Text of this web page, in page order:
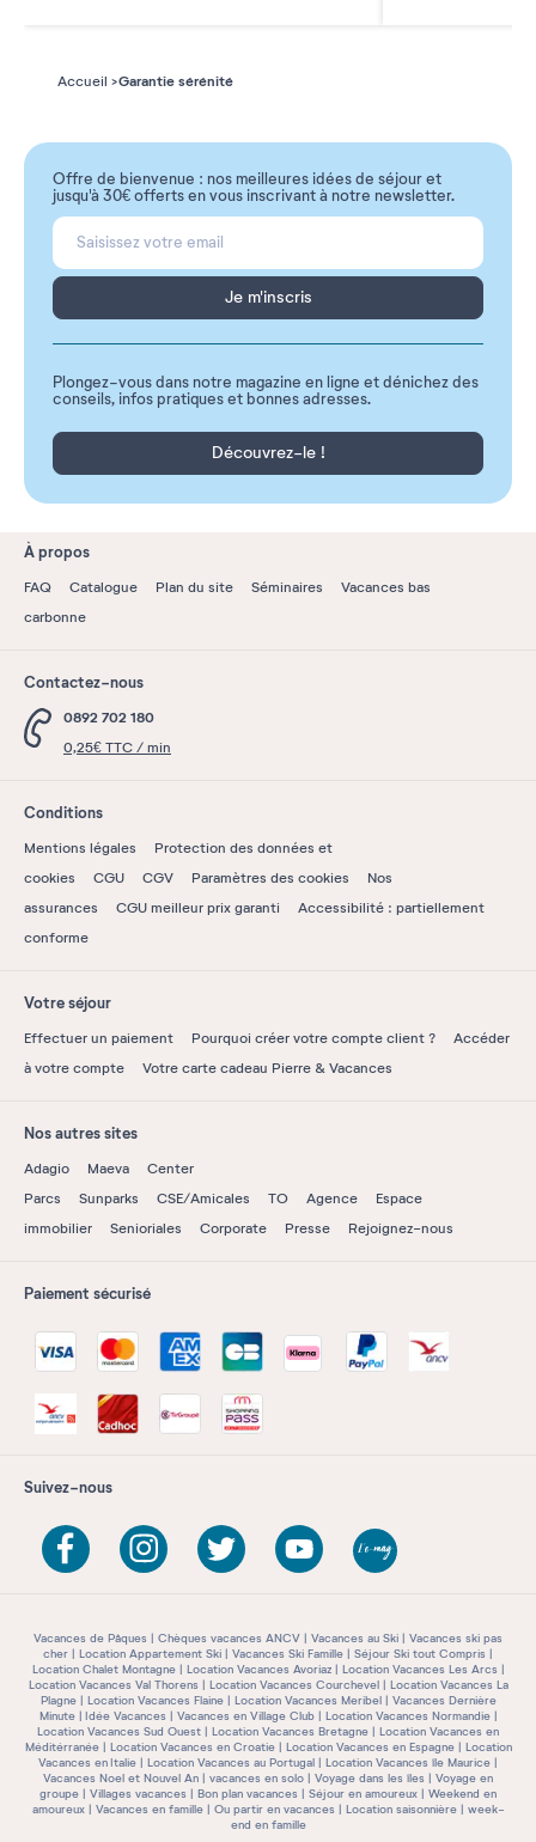
Accueil Garantie sérénité
Offre de bienvenue : nos meilleures idées de séjour et
jusqu'à 30€ offerts en vous inscrivant à notre newsletter.
Je m'inscris
Plongez-vous dans notre magazine en ligne et dénichez des
conseils, infos pratiques et bonnes adresses.
Découvrez-le !
À propos
FAQ Catalogue Plan du site Séminaires
Vacances bas
carbonne
Contactez-nous
0892 702 180
0,25€ TTC / min
Conditions
Mentions légales
Protection des données et
cookies
CGU CGV Paramètres des cookies
Nos
assurances
CGU meilleur prix garanti
Accessibilité : partiellement
conforme
Votre séjour
Effectuer un paiement Pourquoi créer votre compte client ?
Accéder
à votre compte
Votre carte cadeau Pierre & Vacances
Nos autres sites
Adagio Maeva
Center
Parcs
Sunparks CSE/Amicales TO Agence
Espace
immobilier
Senioriales Corporate Presse Rejoignez-nous
Paiement sécurisé
Suivez-nous
Vacances de Pâques Chèques vacances ANCV Vacances au Ski
Vacances ski pas
cher
Location Appartement Ski Vacances Ski Famille
Séjour Ski tout Compris
Location Chalet Montagne
Location Vacances Avoriaz
Location Vacances Les Arcs
Location Vacances Val Thorens
Location Vacances Courchevel
Location Vacances La
Plagne
Location Vacances Flaine Location Vacances Meribel
Vacances Dernière
Minute
Idée Vacances Vacances en Village Club
Location Vacances Normandie
Location Vacances Sud Ouest
Location Vacances Bretagne
Location Vacances en
Méditérranée
Location Vacances en Croatie Location Vacances en Espagne
Location
Vacances en Italie
Location Vacances au Portugal
Location Vacances île Maurice
Vacances Noel et Nouvel An
vacances en solo Voyage dans les îles
Voyage en
groupe
Villages vacances Bon plan vacances Séjour en amoureux
Weekend en
amoureux
Vacances en famille Ou partir en vacances Location saisonnière
week-
end en famille